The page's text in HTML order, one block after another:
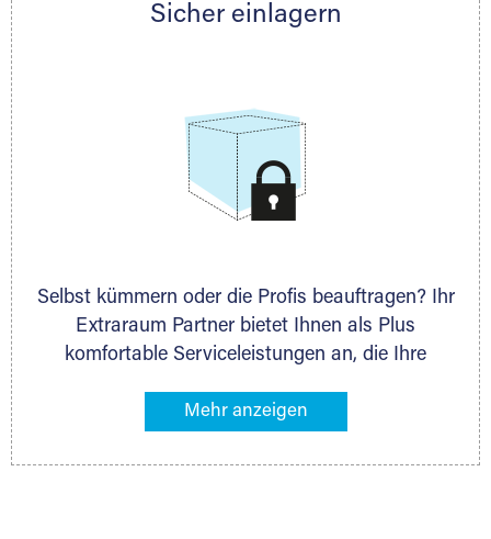
persönlich hinsichtlich Lagervolumen und zu
Sicher einlagern
Selbst kümmern oder die Profis beauftragen? Ihr
Extraraum Partner bietet Ihnen als Plus
komfortable Serviceleistungen an, die Ihre
gehören z. B. Verpackungsservice, Lieferung von
Ihr Lagergut wird bei Ihrem Extraraum Partner